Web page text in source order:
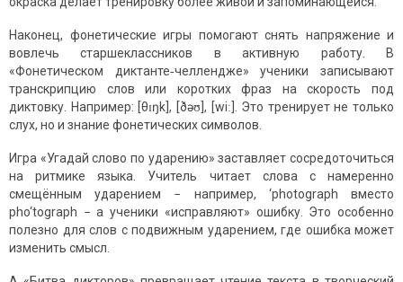
Наконец, фонетические игры помогают снять напряжение и
вовлечь старшеклассников в активную работу. В
«Фонетическом диктанте‑челлендже» ученики записывают
транскрипцию слов или коротких фраз на скорость под
диктовку. Например: [θɪŋk], [ðəʊ], [wiː]. Это тренирует не только
слух, но и знание фонетических символов.
Игра «Угадай слово по ударению» заставляет сосредоточиться
на ритмике языка. Учитель читает слова с намеренно
смещённым ударением − например, ‘photograph вместо
pho‘tograph − а ученики «исправляют» ошибку. Это особенно
полезно для слов с подвижным ударением, где ошибка может
изменить смысл.